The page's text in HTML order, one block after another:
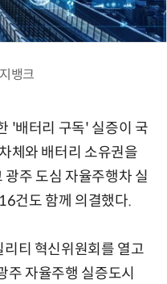
뱅크
'배터리 구독' 실증이 국
체와 배터리 소유권을
주 도심 자율주행차 실
건도 함께 의결했다.
티 혁신위원회를 열고
주 자율주행 실증도시